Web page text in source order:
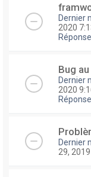
Dernier
2020
Bug
Dernier
2020
Dernier
29,